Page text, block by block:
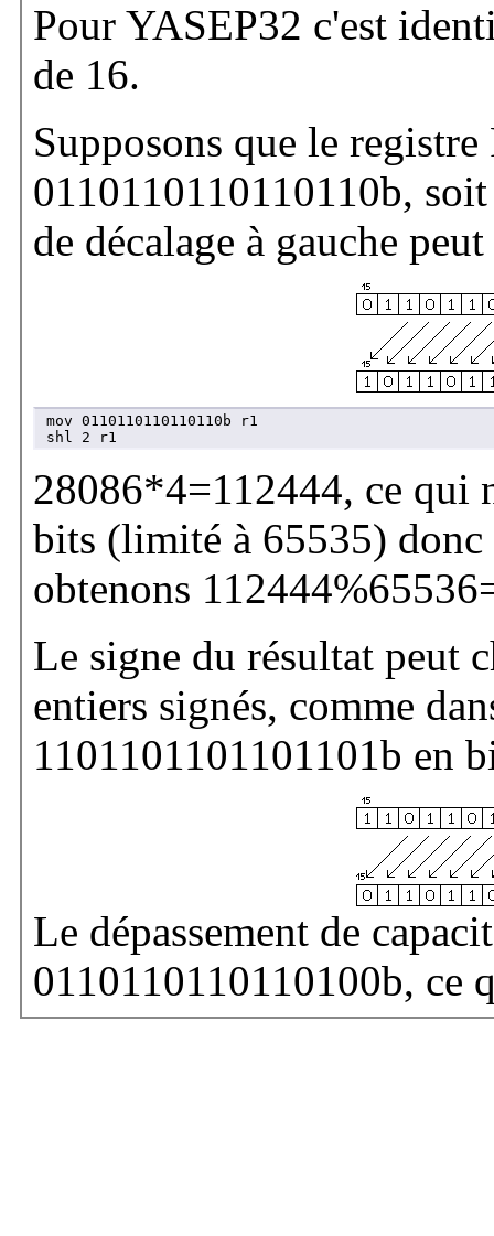
Pour YASEP32 c'est
de 16.
Supposons que le
0110110110110110b,
de décalage à gauche
mov 0110110110110110b r1
shl 2 r1
28086*4=112444, ce qui
bits (limité à 65535) donc
obtenons
Le signe du résultat peut
entiers signés, comme
1101101101101101b en
Le dépassement de
0110110110110100b, ce